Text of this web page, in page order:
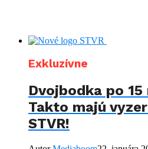
Exkluzívne
Dvojbodka po
Takto majú
STVR!